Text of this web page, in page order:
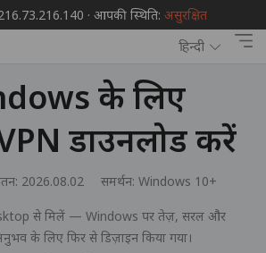
· आपकी स्थिति: असुरक्षित
हिन्दी
के लिए
डाउनलोड करें
2026.08.02 समर्थन: Windows 10+
से मिलें — Windows पर तेज़, सरल और
के लिए फिर से डिज़ाइन किया गया।